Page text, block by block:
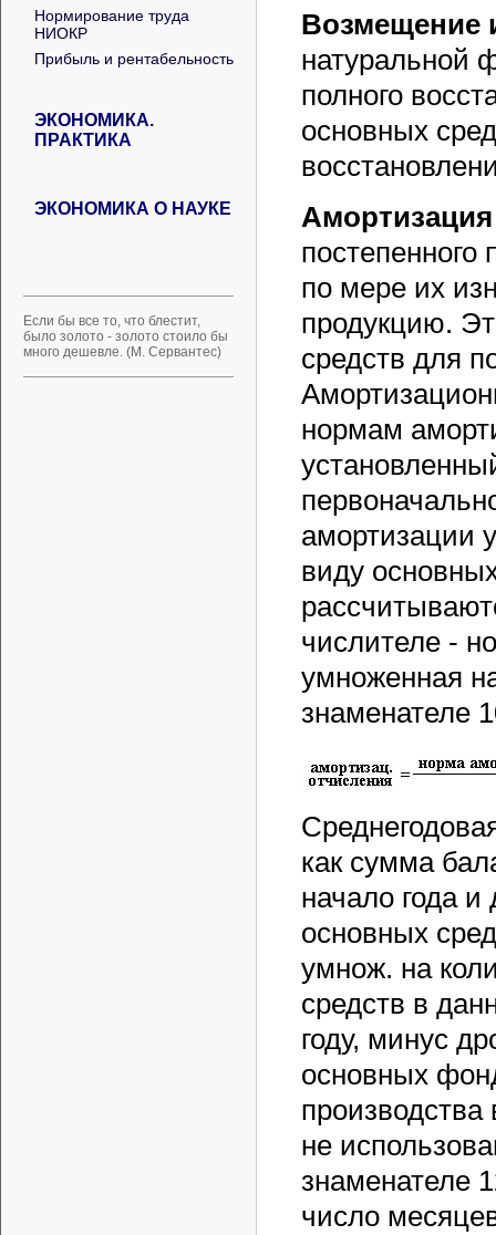
Нормирование труда
НИОКР
Прибыль и рентабельность
ЭКОНОМИКА.
ПРАКТИКА
ЭКОНОМИКА О НАУКЕ
Если бы все то, что блестит,
было золото - золото стоило бы
много дешевле. (М. Сервантес)
Возмещение
натуральной
полного
основных
Амортизация
постепенного
по мере их
продукцию.
средств для
нормам
амортизации
виду
числителе -
умноженная
знаменателе
как сумма
начало года и
основных
умнож. на
средств в
году, минус
основных
не
знаменателе
число